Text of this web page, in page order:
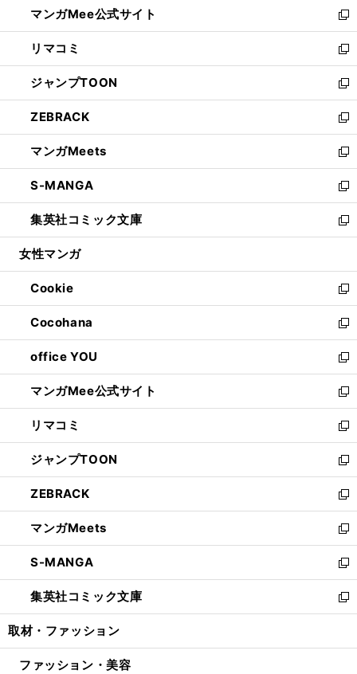
く
ド
ウ
で
開
く
ィ
ン
ド
ウ
で
開
く
い
ウ
ィ
ン
ド
ウ
で
開
く
マンガMee公式サイト
新
し
い
ウ
ィ
ン
ド
ウ
で
開
く
リマコミ
新
し
い
ウ
ィ
ン
ド
ウ
で
開
く
ジャンプTOON
新
し
い
ウ
ィ
ン
ド
ウ
で
開
ZEBRACK
新
し
い
ウ
ィ
ン
ド
ウ
開
く
マンガMeets
新
し
い
ウ
ィ
ン
ウ
で
開
く
S-MANGA
新
し
い
ウ
ン
ド
ウ
で
開
く
集英社コミック文庫
新
し
ウ
ィ
ン
ド
ウ
で
開
く
女性マンガ
Cookie
新
し
い
ウ
ィ
ン
ド
ウ
で
開
く
Cocohana
新
し
い
ウ
ィ
ン
ド
ウ
で
開
く
office YOU
新
し
い
ウ
ィ
ン
ド
ウ
で
開
く
マンガMee公式サイト
新
し
い
ウ
ィ
ン
ド
ウ
で
開
く
リマコミ
新
し
い
ウ
ィ
ン
ド
ウ
で
開
く
ジャンプTOON
新
し
い
ウ
ィ
ン
ド
ウ
で
開
ZEBRACK
新
し
い
ウ
ィ
ン
ド
ウ
開
マンガMeets
新
し
い
ウ
ィ
ン
ウ
S-MANGA
新
し
い
ウ
ン
集英社コミック文庫
新
し
ウ
取材・ファッション
ファッション・美容